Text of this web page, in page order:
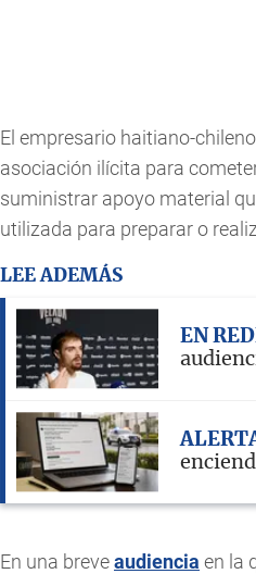
El empresario haitiano-
asociación ilícita para
suministrar apoyo material
utilizada para preparar o
LEE ADEMÁS
EN
En una breveaudiencia en la